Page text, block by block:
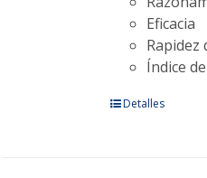
Eficacia
Rapidez
Índice
EsteDetalles